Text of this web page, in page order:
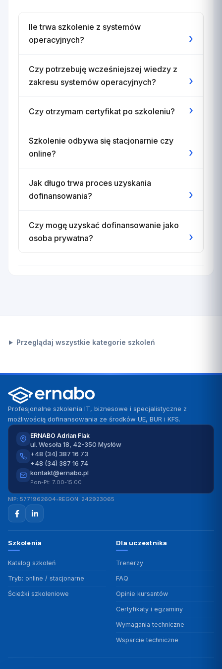
Ile trwa szkolenie z systemów
operacyjnych?
›
Czy potrzebuję wcześniejszej wiedzy z
zakresu systemów operacyjnych?
›
Czy otrzymam certyfikat po szkoleniu? ›
Szkolenie odbywa się stacjonarnie czy
online?
›
Jak długo trwa proces uzyskania
dofinansowania?
›
Czy mogę uzyskać dofinansowanie jako
osoba prywatna?
›
Przeglądaj wszystkie kategorie szkoleń
Profesjonalne szkolenia IT, biznesowe i specjalistyczne z
możliwością dofinansowania ze środków UE, BUR i KFS.
ERNABO Adrian Flak
ul. Wesoła 18, 42-350 Mysłów
+48 (34) 387 16 73
+48 (34) 387 16 74
kontakt@ernabo.pl
Pon-Pt: 7:00-15:00
NIP: 5771962604•REGON: 242923065
Szkolenia
Katalog szkoleń
Tryb: online / stacjonarne
Ścieżki szkoleniowe
Dla uczestnika
Trenerzy
FAQ
Opinie kursantów
Certyfikaty i egzaminy
Wymagania techniczne
Wsparcie techniczne